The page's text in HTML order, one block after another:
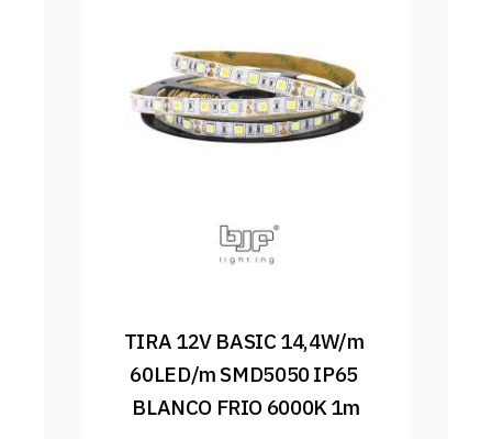
TIRA 12V BASIC 14,4W/m
60LED/m SMD5050 IP65
BLANCO FRIO 6000K 1m